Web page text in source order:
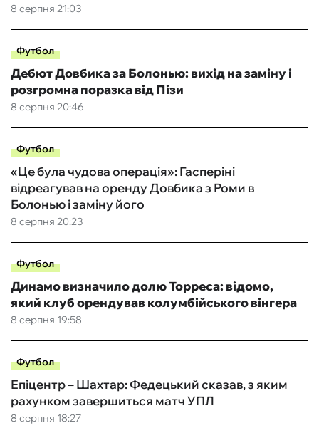
8 серпня 21:03
Футбол
8 серпня 20:46
Дебют Довбика за Болонью: вихід на заміну і
розгромна поразка від Пізи
Футбол
8 серпня 20:23
«Це була чудова операція»: Гасперіні
відреагував на оренду Довбика з Роми в
Болонью і заміну його
Футбол
8 серпня 19:58
Динамо визначило долю Торреса: відомо,
який клуб орендував колумбійського вінгера
Футбол
8 серпня 18:27
Епіцентр – Шахтар: Федецький сказав, з яким
рахунком завершиться матч УПЛ